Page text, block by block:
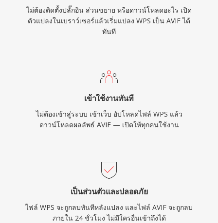
ไม่ต้องติดตั้งปลั๊กอิน ส่วนขยาย หรือดาวน์โหลดอะไร เปิด
ตัวแปลงในเบราว์เซอร์แล้วเริ่มแปลง WPS เป็น AVIF ได้
ทันที
เข้าใช้งานทันที
ไม่ต้องเข้าสู่ระบบ เข้าเว็บ อัปโหลดไฟล์ WPS แล้ว
ดาวน์โหลดผลลัพธ์ AVIF — เปิดให้ทุกคนใช้งาน
เป็นส่วนตัวและปลอดภัย
ไฟล์ WPS จะถูกลบทันทีหลังแปลง และไฟล์ AVIF จะถูกลบ
ภายใน 24 ชั่วโมง ไม่มีใครอื่นเข้าถึงได้